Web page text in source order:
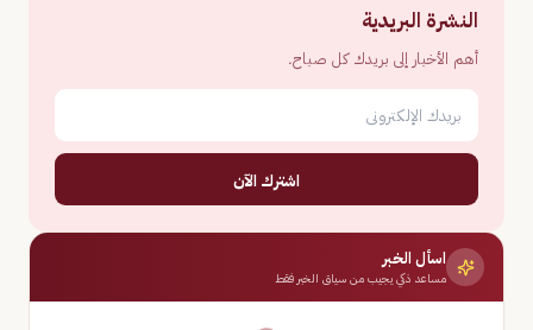
النشرة البريدية
أهم الأخبار إلى بريدك كل صباح.
اشترك الآن
اسأل الخبر
مساعد ذكي يجيب من سياق الخبر فقط